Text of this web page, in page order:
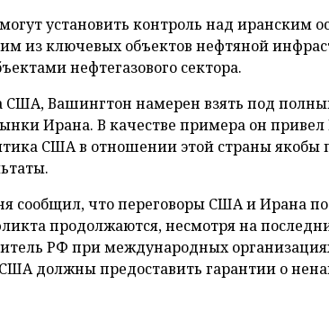
установить контроль над иранским
из ключевых объектов нефтяной
нефтегазового сектора.
США, Вашингтон намерен взять под
Ирана. В качестве примера он привел
США в отношении этой страны якобы
сообщил, что переговоры США и Ирана
продолжаются, несмотря на
РФ при международных
должны предоставить гарантии о